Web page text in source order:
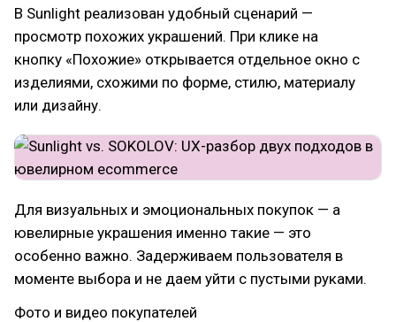
В Sunlight реализован удобный сценарий —
просмотр похожих украшений. При клике на
кнопку «Похожие» открывается отдельное окно с
изделиями, схожими по форме, стилю, материалу
или дизайну.
Для визуальных и эмоциональных покупок — а
ювелирные украшения именно такие — это
особенно важно. Задерживаем пользователя в
моменте выбора и не даем уйти с пустыми руками.
Фото и видео покупателей